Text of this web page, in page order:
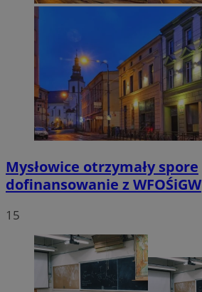
Mysłowice otrzymały spore
dofinansowanie z WFOŚiGW
15